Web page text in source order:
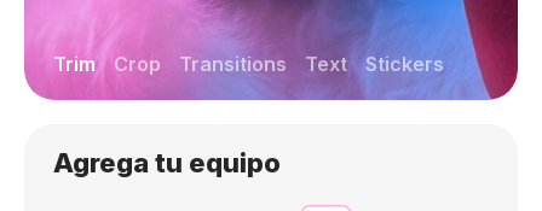
Trim Crop Transitions Text Stickers
Agrega tu equipo